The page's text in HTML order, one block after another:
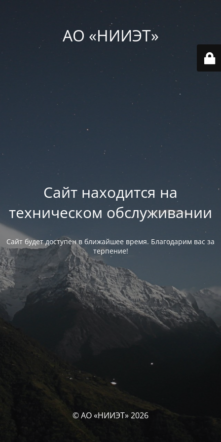
АО «НИИЭТ»
Сайт находится на
техническом обслуживании
Сайт будет доступен в ближайшее время. Благодарим вас за
терпение!
© АО «НИИЭТ» 2026